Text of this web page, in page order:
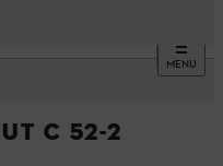
MENU
C 52-2